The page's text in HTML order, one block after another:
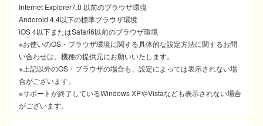
Internet Explorer7.0 以前のブラウザ環境
Andoroid 4.4以下の標準ブラウザ環境
iOS 4以下またはSafari6以前のブラウザ環境
※お使いのOS・ブラウザ環境に関する具体的な設定方法に関するお問
い合わせは、機種の提供元にお願いいたします。
※上記以外のOS・ブラウザの場合も、設定によっては表示されない場
合がございます。
※サポートが終了しているWindows XPやVistaなども表示されない場合
がございます。